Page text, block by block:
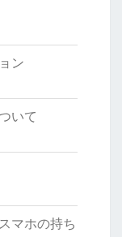
ン
いて
マホの持ち